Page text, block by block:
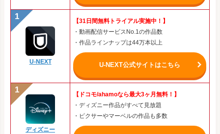
U-NEXT
【31日間無料トライアル実施中！】
・動画配信サービスNo.1の作品数
・作品ラインナップは44万本以上
U-NEXT公式サイトはこちら
ディズニー
【ドコモ/ahamoなら最大3ヶ月無料！】
・ディズニー作品がすべて見放題
・ピクサーやマーベルの作品も多数